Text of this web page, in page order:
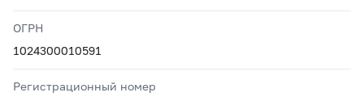
ОГРН
1024300010591
Регистрационный номер